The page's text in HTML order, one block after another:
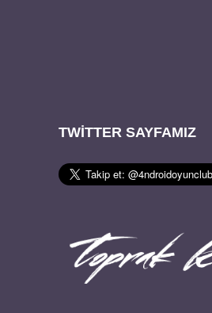
TWITTER SAYFAMIZ